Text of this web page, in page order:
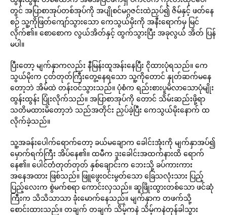
တွင် အပြာစာအုပ်တစ်အုပ်ကို အပျိုစင်မဂ္ဂဇင်းထဲညှပ်၍ ဇိမ်နှင့် ဖတ်နေ
စဉ် သူ့ကိုဖြတ်ကျော်သွားသော ကေသွယ်မိုးကို အနီးရောက်မှ မြင်
လိုက်၏။ စောစောက လွယ်အိတ်နှင့် ထွက်သွားပြီး အခုလွယ် အိတ် ပြန်
မပါ။
ပြီးတော့ မျက်နှာကလည်း နီမြန်းထူအန်းနေပြီး ငိုထားပုံရသည်။ ကေ
သွယ်မိုးက ငုတ်တုတ်ကြီးတွေ့နေရသော သူ့ကိုတောင် နှုတ်ဆက်မနေ
တော့ဘဲ အိမ်ထဲ တန်းဝင်သွားသည်။ ပုံစံက ရည်းစားပူမိလာသောပုံမျိုး
ထွန်းထွန်း ပြုံးလိုက်သည်။ အပြာစာအုပ်ကို တောင် သိမ်းဆည်းဖို့ရာ
သတိမထားမိတော့ဘဲ သည်အတိုင်း ညှပ်ခဲ့ပြီး ကေသွယ်မိုးနောက် ထ
လိုက်ခဲ့သည်။
သူ့အခန်းပေါက်ရောက်တော့ ခယ်မချောက ခေါင်းအုံးကို မျက်နှာအပ်၍
မှောက်ရက်ကြီး အိပ်နေ၏။ ထမီက ဒူးခေါင်းအထက်နားထိ ရောက်
နေ၏။ ပေါင်တံတုတ်တုတ် နှစ်ချောင်းက ဘေးသို့ ခပ်ကားကား
အနေအထား ဖြစ်သည်။ ဖြူဖွေးဝင်းမွတ်သော ခြေသလုံးသား ပြည့်
ပြည့်လေးက စွဲမက်စရာ ကောင်းလှသည်။ ဆူဖြိုးထွားတစ်သော ဖင်ဆုံ
ကြီးက သိသိသာသာ ခုံးမောက်နေသည်။ မျက်နှာက တဖက်သို့
စောင်းထားသည်။ တချက် တချက် သိမ့်ကနဲ သိမ့်ကနဲတုန်ခါသွား